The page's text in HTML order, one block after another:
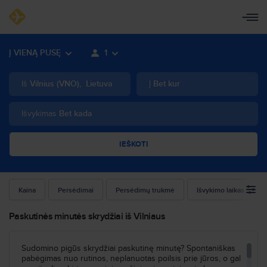
Į VIENĄ PUSĘ 1
Iš Vilnius (VNO), Lietuva Į Bet kur
Išvykimas Bet kada
IEŠKOTI
Kaina Persėdimai Persėdimų trukmė Išvykimo laikas
Paskutinės minutės skrydžiai iš Vilniaus
Sudomino pigūs skrydžiai paskutinę minutę? Spontaniškas
pabėgimas nuo rutinos, neplanuotas poilsis prie jūros, o gal